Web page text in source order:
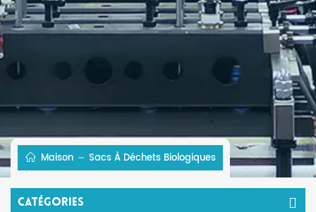
Maison Sacs À Déchets Biologiques
Catégories